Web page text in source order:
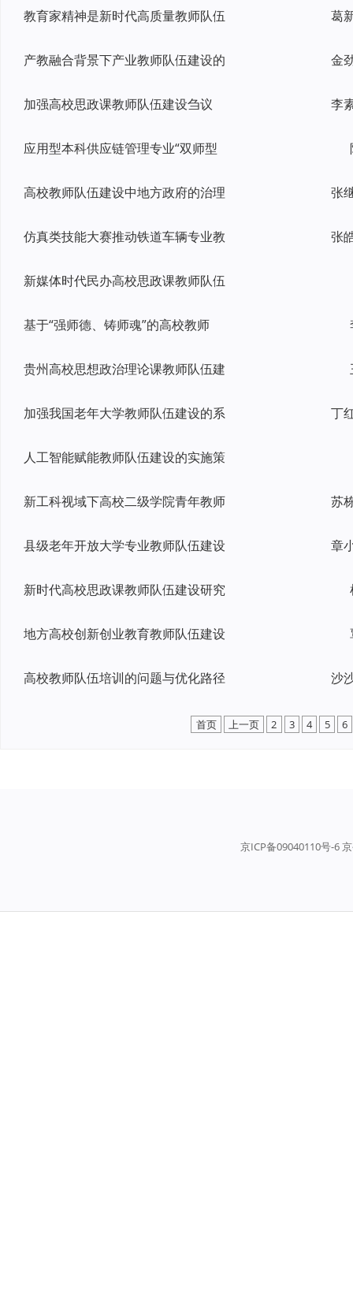
教育家精神是新时代高质量教师队伍
产教融合背景下产业教师队伍建设的
加强高校思政课教师队伍建设刍议
应用型本科供应链管理专业“双师型
高校教师队伍建设中地方政府的治理 张
仿真类技能大赛推动铁道车辆专业教 张
新媒体时代民办高校思政课教师队伍
基于“强师德、铸师魂”的高校教师
贵州高校思想政治理论课教师队伍建
加强我国老年大学教师队伍建设的系
人工智能赋能教师队伍建设的实施策
新工科视域下高校二级学院青年教师 苏
县级老年开放大学专业教师队伍建设
新时代高校思政课教师队伍建设研究
地方高校创新创业教育教师队伍建设
高校教师队伍培训的问题与优化路径
首页 上一页 2 3 4 5 6
京ICP备09040110号-6